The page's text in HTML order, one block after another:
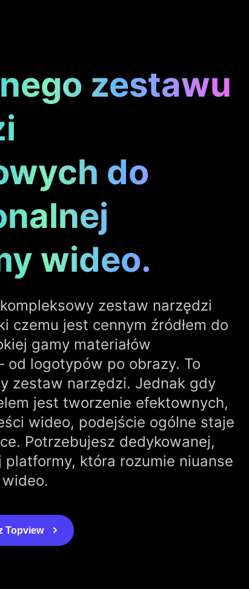
zestawu
do
wideo.
zestaw narzędzi
czemu jest cennym źródłem do
gamy materiałów
logotypów po obrazy. To
zestaw narzędzi. Jednak gdy
jest tworzenie efektownych,
wideo, podejście ogólne staje
Potrzebujesz dedykowanej,
która rozumie niuanse
Topview